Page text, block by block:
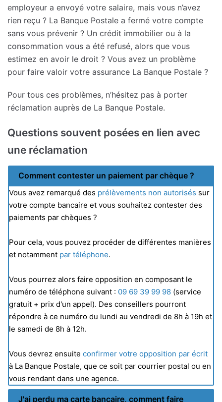
employeur a envoyé votre salaire, mais vous n’avez
rien reçu ? La Banque Postale a fermé votre compte
sans vous prévenir ? Un crédit immobilier ou à la
consommation vous a été refusé, alors que vous
estimez en avoir le droit ? Vous avez un problème
pour faire valoir votre assurance La Banque Postale ?
Pour tous ces problèmes, n’hésitez pas à porter
réclamation auprès de La Banque Postale.
Questions souvent posées en lien avec
une réclamation
Comment contester un paiement par chèque ?
Vous avez remarqué des prélèvements non autorisés sur
votre compte bancaire et vous souhaitez contester des
paiements par chèques ?
Pour cela, vous pouvez procéder de différentes manières
et notamment par téléphone.
Vous pourrez alors faire opposition en composant le
numéro de téléphone suivant : 09 69 39 99 98 (service
gratuit + prix d'un appel). Des conseillers pourront
répondre à ce numéro du lundi au vendredi de 8h à 19h et
le samedi de 8h à 12h.
Vous devrez ensuite confirmer votre opposition par écrit
à La Banque Postale, que ce soit par courrier postal ou en
vous rendant dans une agence.
J'ai perdu ma carte bancaire, comment faire